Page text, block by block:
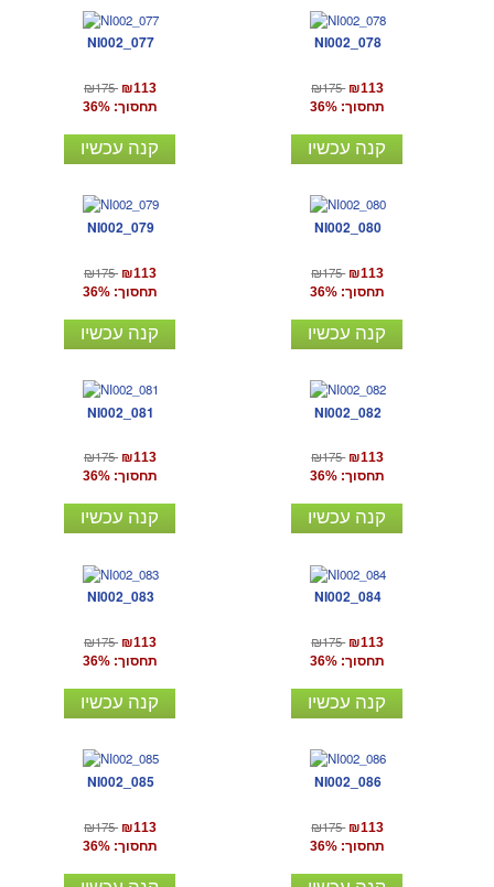
NI002_077
₪175 ₪113
תחסוך: 36%
קנה עכשיו
NI002_078
₪175 ₪113
תחסוך: 36%
קנה עכשיו
NI002_079
₪175 ₪113
תחסוך: 36%
קנה עכשיו
NI002_080
₪175 ₪113
תחסוך: 36%
קנה עכשיו
NI002_081
₪175 ₪113
תחסוך: 36%
קנה עכשיו
NI002_082
₪175 ₪113
תחסוך: 36%
קנה עכשיו
NI002_083
₪175 ₪113
תחסוך: 36%
קנה עכשיו
NI002_084
₪175 ₪113
תחסוך: 36%
קנה עכשיו
NI002_085
₪175 ₪113
תחסוך: 36%
NI002_086
₪175 ₪113
תחסוך: 36%